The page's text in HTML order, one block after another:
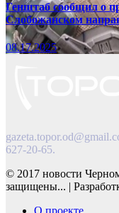
Генштаб сообщил о
Слобожанском
08.17.2025
627-20-65.
© 2017 новости
защищены... |